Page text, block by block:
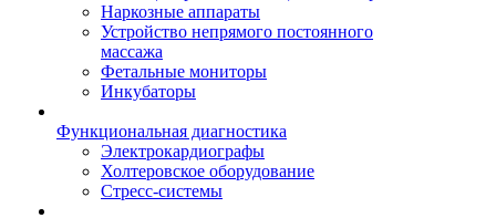
Наркозные аппараты
Устройство непрямого постоянного
массажа
Фетальные мониторы
Инкубаторы
Функциональная диагностика
Электрокардиографы
Холтеровское оборудование
Стресс-системы